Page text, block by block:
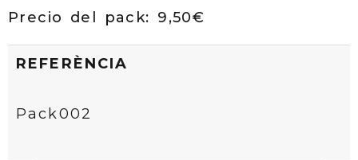
Precio del pack: 9,50€
REFERÈNCIA
Pack002